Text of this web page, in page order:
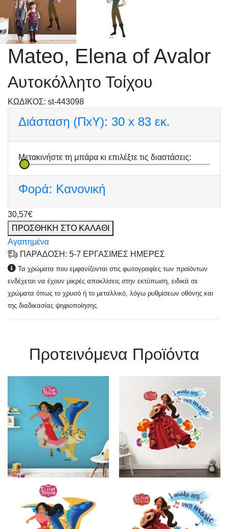
Mateo, Elena of Avalor
Αυτοκόλλητο Τοίχου
KΩΔΙΚΟΣ: st-443098
Διάσταση (ΠxΥ): 30 x 83 εκ.
Μετακινήστε τη μπάρα κι επιλέξτε τις διαστάσεις:
Φορά: Κανονική
30,57€
ΠΡΟΣΘΗΚΗ ΣΤΟ ΚΑΛΑΘΙ
Αγαπημένα
ΠΑΡΑΔΟΣΗ: 5-7 ΕΡΓΑΣΙΜΕΣ ΗΜΕΡΕΣ
Τα χρώματα που εμφανίζονται στις φωτογραφίες των προϊόντων
ενδέχεται να έχουν μικρές αποκλίσεις στην εκτύπωση, ειδικά σε
χρώματα όπως το χρυσό ή το μεταλλικό, λόγω ρυθμίσεων οθόνης και
της διαδικασίας ψηφιοποίησης.
Πρoτεινόμενα Προϊόντα